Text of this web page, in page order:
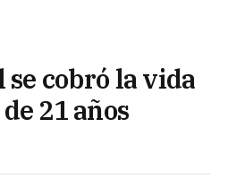
cobró la vida
21 años